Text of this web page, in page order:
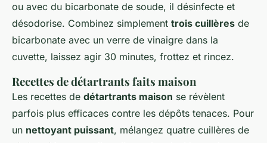
ou avec du bicarbonate de soude, il désinfecte et
désodorise. Combinez simplement trois cuillères de
bicarbonate avec un verre de vinaigre dans la
cuvette, laissez agir 30 minutes, frottez et rincez.
Recettes de détartrants faits maison
Les recettes de détartrants maison se révèlent
parfois plus efficaces contre les dépôts tenaces. Pour
un nettoyant puissant, mélangez quatre cuillères de